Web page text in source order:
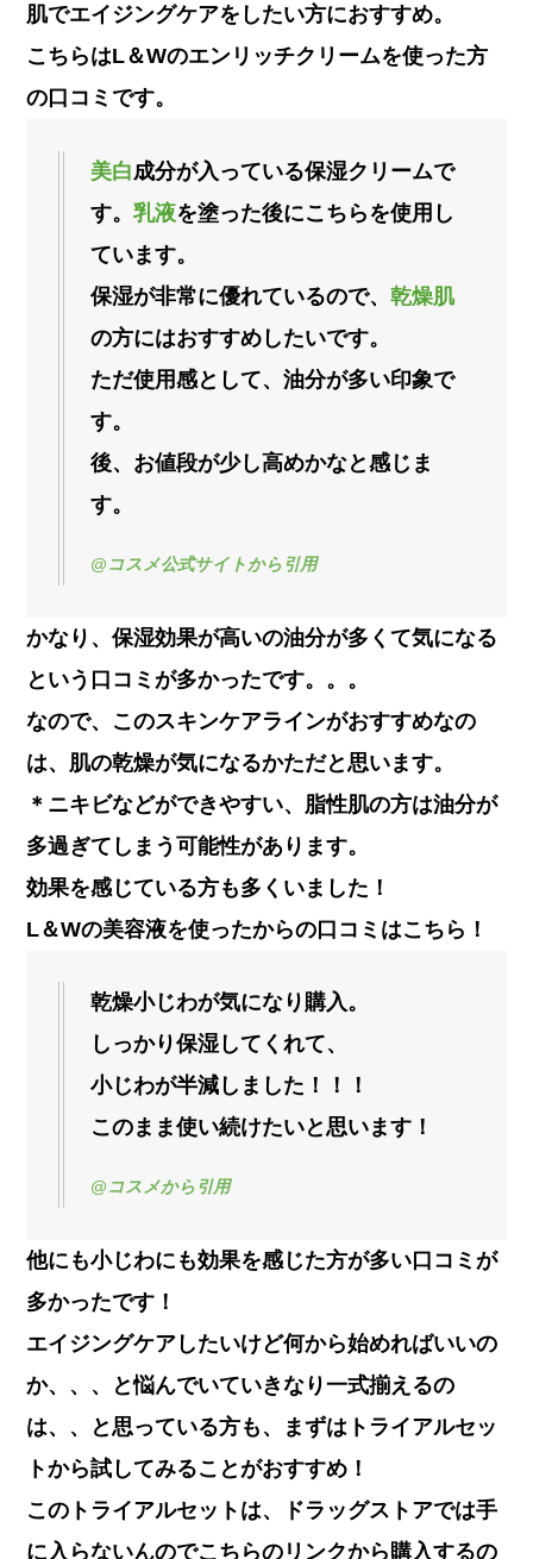
肌でエイジングケアをしたい方におすすめ。
こちらはL＆Wのエンリッチクリームを使った方
の口コミです。
美白成分が入っている保湿クリームで
す。乳液を塗った後にこちらを使用し
ています。
保湿が非常に優れているので、乾燥肌
の方にはおすすめしたいです。
ただ使用感として、油分が多い印象で
す。
後、お値段が少し高めかなと感じま
す。
@コスメ公式サイトから引用
かなり、保湿効果が高いの油分が多くて気になる
という口コミが多かったです。。。
なので、 このスキンケアラインがおすすめなの
は、肌の乾燥が気になるかただと思います。
＊ニキビなどができやすい、脂性肌の方は油分が
多過ぎてしまう可能性があります。
効果を感じている方も多くいました！
L＆Wの美容液を使ったからの口コミはこちら！
乾燥小じわが気になり購入。
しっかり保湿してくれて、
小じわが半減しました！！！
このまま使い続けたいと思います！
@コスメから引用
他にも小じわにも効果を感じた方が多い口コミが
多かったです！
エイジングケアしたいけど何から始めればいいの
か、、、と悩んでいていきなり一式揃えるの
は、、と思っている方も、まずはトライアルセッ
トから試してみることがおすすめ！
このトライアルセットは、ドラッグストアでは手
に入らないんのでこちらのリンクから購入するの